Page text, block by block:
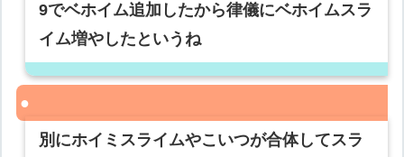
9でベホイム追加したから律儀にベホイムスラ
イム増やしたというね
別にホイミスライムやこいつが合体してスラ